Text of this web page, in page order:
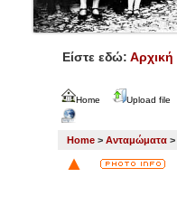
Είστε εδώ: Αρχική
Home Upload file
Home > Ανταμώματα >